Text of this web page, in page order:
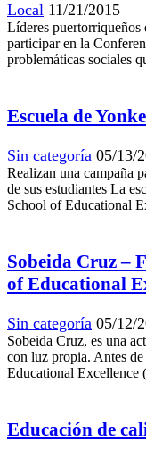
Local 11/21/2015
Líderes puertorriqueños
participar en la
problemáticas sociales
Escuela de
Sin categoría 05/13/
Realizan una campaña
de sus estudiantes La
School of Educational
Sobeida Cruz –
of Educational
Sin categoría 05/12/
Sobeida Cruz, es una
con luz propia. Antes
Educational Excellence
Educación de